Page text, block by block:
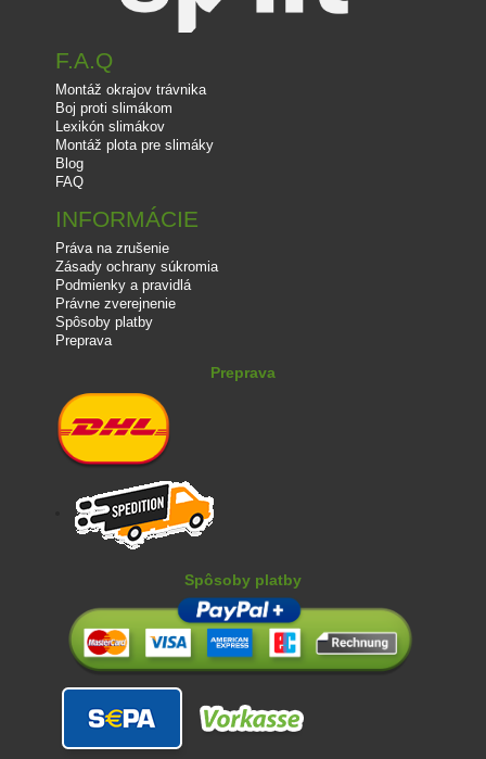
F.A.Q
Montáž okrajov trávnika
Boj proti slimákom
Lexikón slimákov
Montáž plota pre slimáky
Blog
FAQ
INFORMÁCIE
Práva na zrušenie
Zásady ochrany súkromia
Podmienky a pravidlá
Právne zverejnenie
Spôsoby platby
Preprava
Preprava
Spôsoby platby